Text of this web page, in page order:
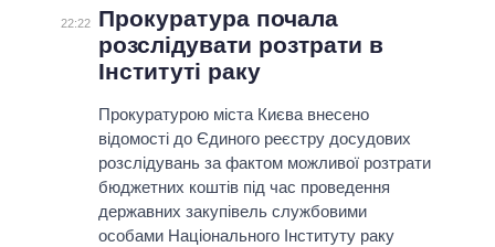
22:22
Прокуратура почала
розслідувати розтрати в
Інституті раку
Прокуратурою міста Києва внесено
відомості до Єдиного реєстру досудових
розслідувань за фактом можливої розтрати
бюджетних коштів під час проведення
державних закупівель службовими
особами Національного Інституту раку